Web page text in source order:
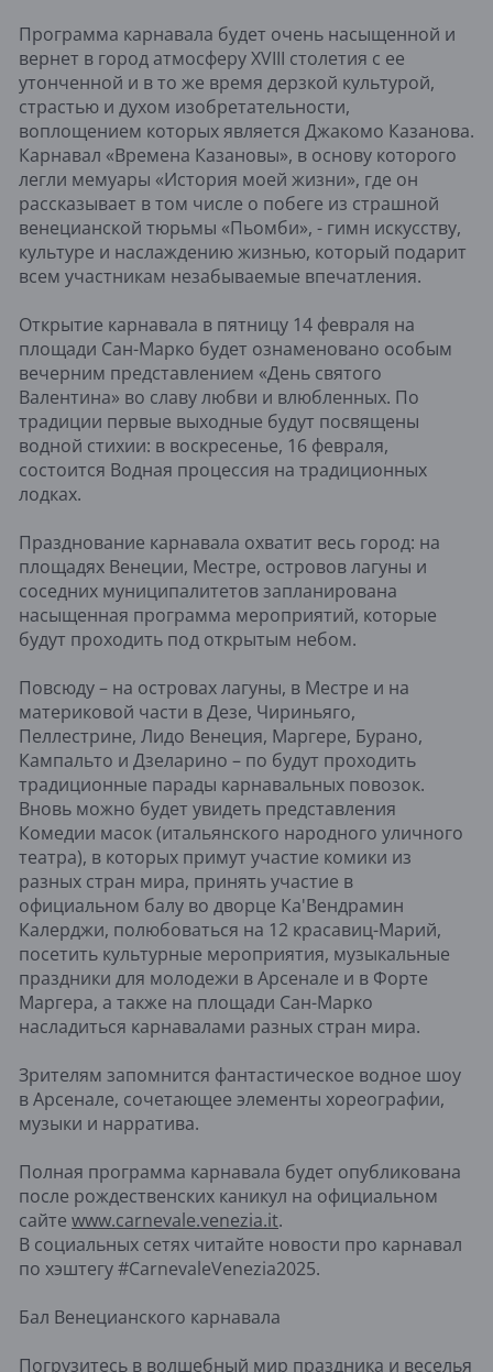
Программа карнавала будет очень насыщенной и
вернет в город атмосферу XVIII столетия с ее
утонченной и в то же время дерзкой культурой,
страстью и духом изобретательности,
воплощением которых является Джакомо Казанова.
Карнавал «Времена Казановы», в основу которого
легли мемуары «История моей жизни», где он
рассказывает в том числе о побеге из страшной
венецианской тюрьмы «Пьомби», - гимн искусству,
культуре и наслаждению жизнью, который подарит
всем участникам незабываемые впечатления.
Открытие карнавала в пятницу 14 февраля на
площади Сан-Марко будет ознаменовано особым
вечерним представлением «День святого
Валентина» во славу любви и влюбленных. По
традиции первые выходные будут посвящены
водной стихии: в воскресенье, 16 февраля,
состоится Водная процессия на традиционных
лодках.
Празднование карнавала охватит весь город: на
площадях Венеции, Местре, островов лагуны и
соседних муниципалитетов запланирована
насыщенная программа мероприятий, которые
будут проходить под открытым небом.
Повсюду – на островах лагуны, в Местре и на
материковой части в Дезе, Чириньяго,
Пеллестрине, Лидо Венеция, Маргере, Бурано,
Кампальто и Дзеларино – по будут проходить
традиционные парады карнавальных повозок.
Вновь можно будет увидеть представления
Комедии масок (итальянского народного уличного
театра), в которых примут участие комики из
разных стран мира, принять участие в
официальном балу во дворце Ка'Вендрамин
Калерджи, полюбоваться на 12 красавиц-Марий,
посетить культурные мероприятия, музыкальные
праздники для молодежи в Арсенале и в Форте
Маргера, а также на площади Сан-Марко
насладиться карнавалами разных стран мира.
Зрителям запомнится фантастическое водное шоу
в Арсенале, сочетающее элементы хореографии,
музыки и нарратива.
Полная программа карнавала будет опубликована
после рождественских каникул на официальном
сайте www.carnevale.venezia.it.
В социальных сетях читайте новости про карнавал
по хэштегу #CarnevaleVenezia2025.
Бал Венецианского карнавала
Погрузитесь в волшебный мир праздника и веселья